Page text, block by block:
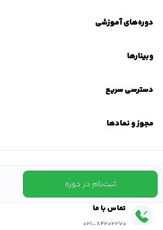
ثبت‌نام در دوره
دوره‌های آموزشی
وبینارها
دسترسی سریع
مجوز و نمادها
نشانی ما
خیابان شیراز شمالی، خیابان حکیم اعظم، پلاک ۲۱
تماس با ما
۰۲۱-۸۴۲۰۲270